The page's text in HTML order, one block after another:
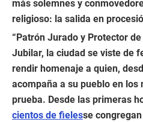
más solemnes y
religioso: la salida en
“Patrón Jurado y Protector
Jubilar, la ciudad se viste de
rendir homenaje a quien,
acompaña a su pueblo en
prueba. Desde las primeras
cientos de fielesse